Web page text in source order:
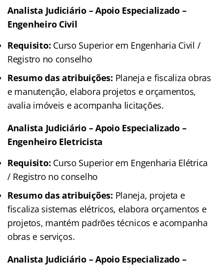
Analista Judiciário – Apoio Especializado –
Engenheiro Civil
Requisito: Curso Superior em Engenharia Civil /
Registro no conselho
Resumo das atribuições: Planeja e fiscaliza obras
e manutenção, elabora projetos e orçamentos,
avalia imóveis e acompanha licitações.
Analista Judiciário – Apoio Especializado –
Engenheiro Eletricista
Requisito: Curso Superior em Engenharia Elétrica
/ Registro no conselho
Resumo das atribuições: Planeja, projeta e
fiscaliza sistemas elétricos, elabora orçamentos e
projetos, mantém padrões técnicos e acompanha
obras e serviços.
Analista Judiciário – Apoio Especializado –